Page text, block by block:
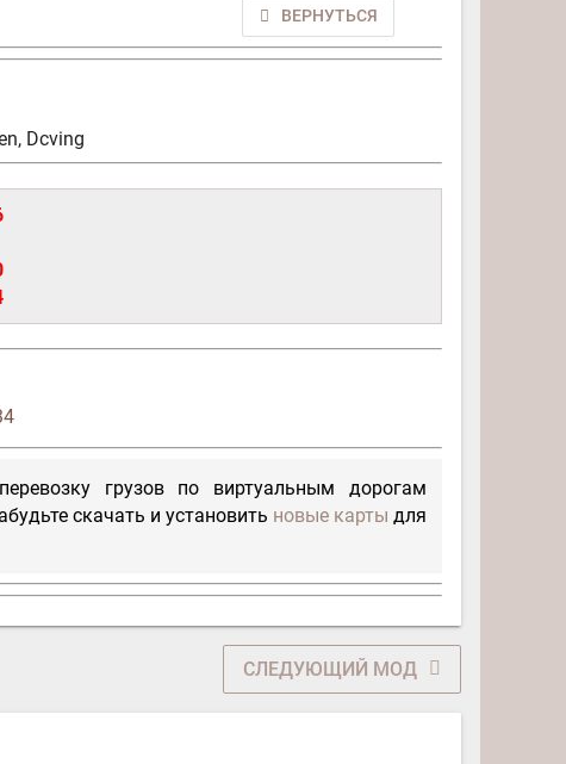
ВЕРНУТЬСЯ
Dcving
грузов по виртуальным дорогам
скачать и установить новые карты для
СЛЕДУЮЩИЙ МОД